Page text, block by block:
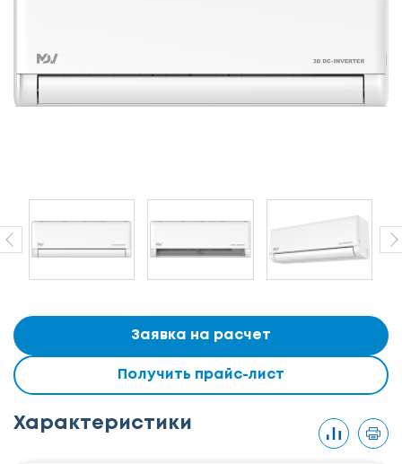
Заявка на расчет
Получить прайс-лист
Характеристики